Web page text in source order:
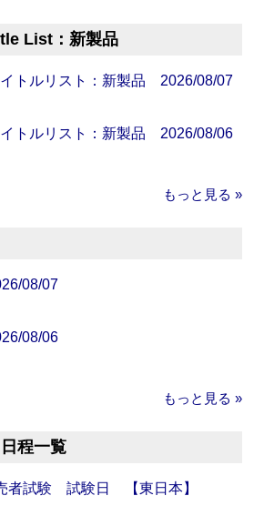
List：新製品
トルリスト：新製品 2026/08/07
トルリスト：新製品 2026/08/06
もっと見る »
08/07
08/06
もっと見る »
程一覧
者試験 試験日 【東日本】